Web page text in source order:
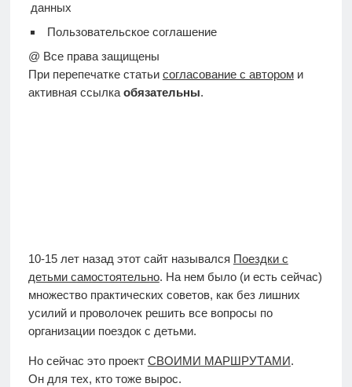
данных
Пользовательское соглашение
@ Все права защищены
При перепечатке статьи согласование с автороми
активная ссылка обязательны.
10-15 лет назад этот сайт назывался Поездки с
детьми самостоятельно. На нем было (и есть сейчас)
множество практических советов, как без лишних
усилий и проволочек решить все вопросы по
организации поездок с детьми.
Но сейчас это проект СВОИМИ МАРШРУТАМИ.
Он для тех, кто тоже вырос.